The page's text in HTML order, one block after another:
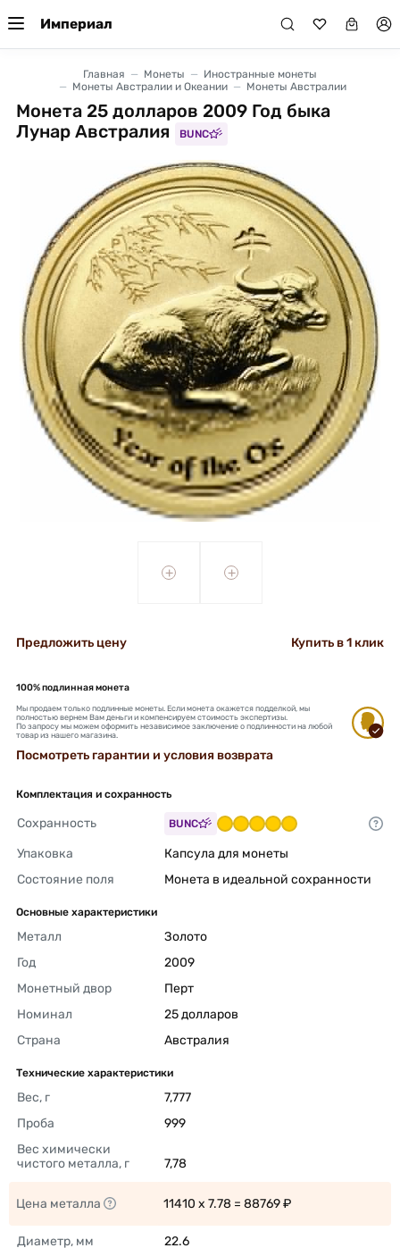
Империал
Главная Монеты
Иностранные монеты
Монеты Австралии и Океании
Монеты Австралии
Монета 25 долларов 2009 Год быка
Лунар Австралия
BUNC
+ +
Предложить цену Купить в 1 клик
100% подлинная монета
Мы продаем только подлинные монеты. Если монета окажется подделкой, мы
полностью вернем Вам деньги и компенсируем стоимость экспертизы.
По запросу мы можем оформить независимое заключение о подлинности на любой
товар из нашего магазина.
Посмотреть гарантии и условия возврата
Комплектация и сохранность
Сохранность BUNC
Упаковка
Капсула для монеты
Состояние поля
Монета в идеальной сохранности
Основные характеристики
Металл
Золото
Год
2009
Монетный двор
Перт
Номинал
25 долларов
Страна
Австралия
Технические характеристики
Вес, г
7,777
Проба
999
Вес химически
чистого металла, г
7,78
Цена металла 11410 x 7.78 = 88769 ₽
Диаметр, мм
22.6